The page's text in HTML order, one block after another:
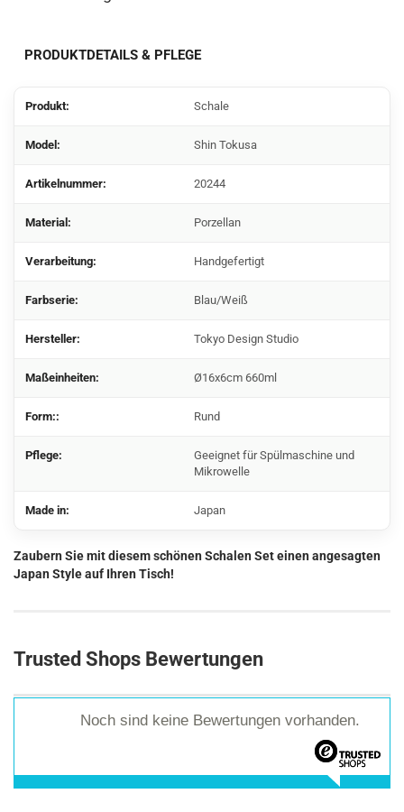
PRODUKTDETAILS & PFLEGE
Produkt: Schale
Model: Shin Tokusa
Artikelnummer: 20244
Material: Porzellan
Verarbeitung: Handgefertigt
Farbserie: Blau/Weiß
Hersteller: Tokyo Design Studio
Maßeinheiten: Ø16x6cm 660ml
Form:: Rund
Pflege:
Geeignet für Spülmaschine und
Mikrowelle
Made in: Japan
Zaubern Sie mit diesem schönen Schalen Set einen angesagten
Japan Style auf Ihren Tisch!
Trusted Shops Bewertungen
Noch sind keine Bewertungen vorhanden.